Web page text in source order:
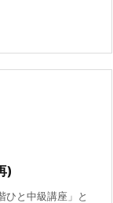
)
ひと中級講座」と